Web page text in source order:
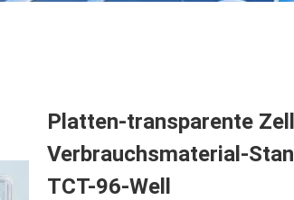
Platten-transparente
Verbrauchsmaterial-
TCT-96-Well